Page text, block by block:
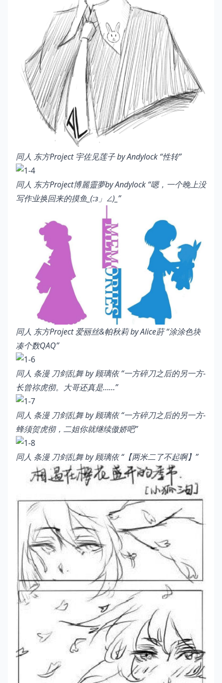
同人 东方Project 宇佐见莲子 by Andylock “性转”
同人 东方Project博麗靈夢by Andylock “嗯，一个晚上没
写作业换回来的摸鱼_(:з」∠)_”
同人 东方Project 爱丽丝&帕秋莉 by Alice莳 “涂涂色块
凑个数QAQ”
同人 条漫 刀剑乱舞 by 顾璃依 “一方碎刀之后的另一方-
长曾祢虎彻。大哥还真是……”
同人 条漫 刀剑乱舞 by 顾璃依 “一方碎刀之后的另一方-
蜂须贺虎彻，二姐你就继续傲娇吧”
同人 条漫 刀剑乱舞 by 顾璃依 “【两米二了不起啊】”